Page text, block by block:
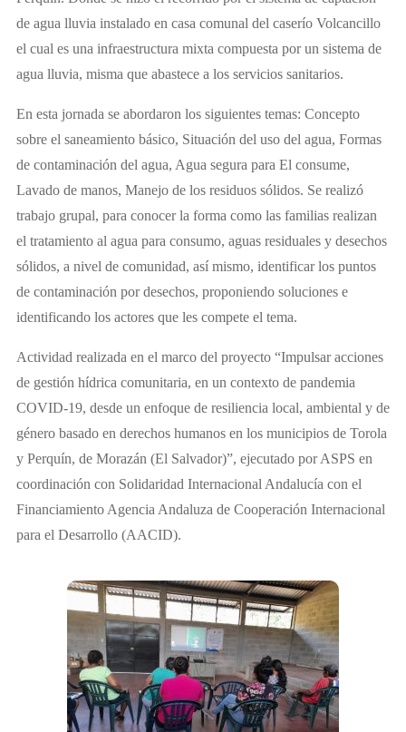
de agua lluvia instalado en casa comunal del caserío Volcancillo
el cual es una infraestructura mixta compuesta por un sistema de
agua lluvia, misma que abastece a los servicios sanitarios.
En esta jornada se abordaron los siguientes temas: Concepto
sobre el saneamiento básico, Situación del uso del agua, Formas
de contaminación del agua, Agua segura para El consume,
Lavado de manos, Manejo de los residuos sólidos. Se realizó
trabajo grupal, para conocer la forma como las familias realizan
el tratamiento al agua para consumo, aguas residuales y desechos
sólidos, a nivel de comunidad, así mismo, identificar los puntos
de contaminación por desechos, proponiendo soluciones e
identificando los actores que les compete el tema.
Actividad realizada en el marco del proyecto “Impulsar acciones
de gestión hídrica comunitaria, en un contexto de pandemia
COVID-19, desde un enfoque de resiliencia local, ambiental y de
género basado en derechos humanos en los municipios de Torola
y Perquín, de Morazán (El Salvador)”, ejecutado por ASPS en
coordinación con Solidaridad Internacional Andalucía con el
Financiamiento Agencia Andaluza de Cooperación Internacional
para el Desarrollo (AACID).